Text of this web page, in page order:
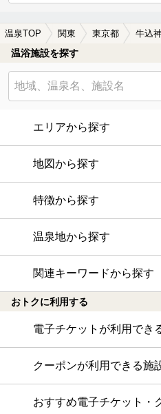
温泉TOP 関東 東京都 牛込
温浴施設を探す
エリアから探す
地図から探す
特徴から探す
温泉地から探す
関連キーワードから探す
おトクに利用する
電子チケットが利用でき
クーポンが利用できる施
おすすめ電子チケット・